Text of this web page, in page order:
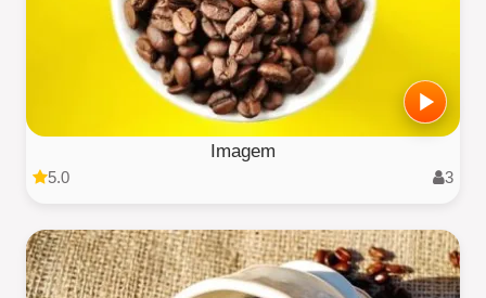
Imagem
5.0 3